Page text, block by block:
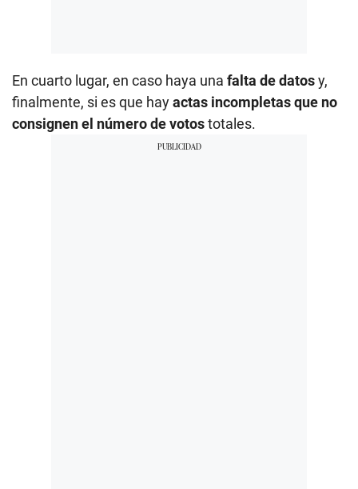
En cuarto lugar, en caso haya una falta de datosy,
finalmente, si es que hayactas incompletas que no
consignen el número de votostotales.